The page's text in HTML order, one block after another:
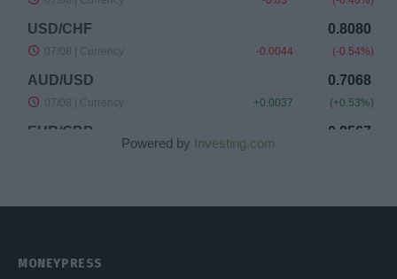
Powered by Investing.com
MONEYPRESS